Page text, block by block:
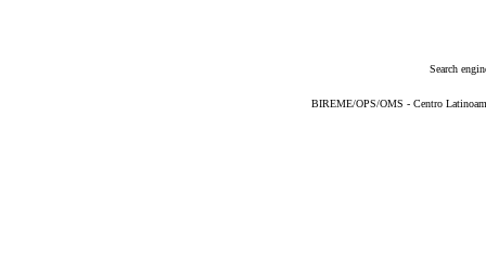
Search
BIREME/OPS/OMS - Centro